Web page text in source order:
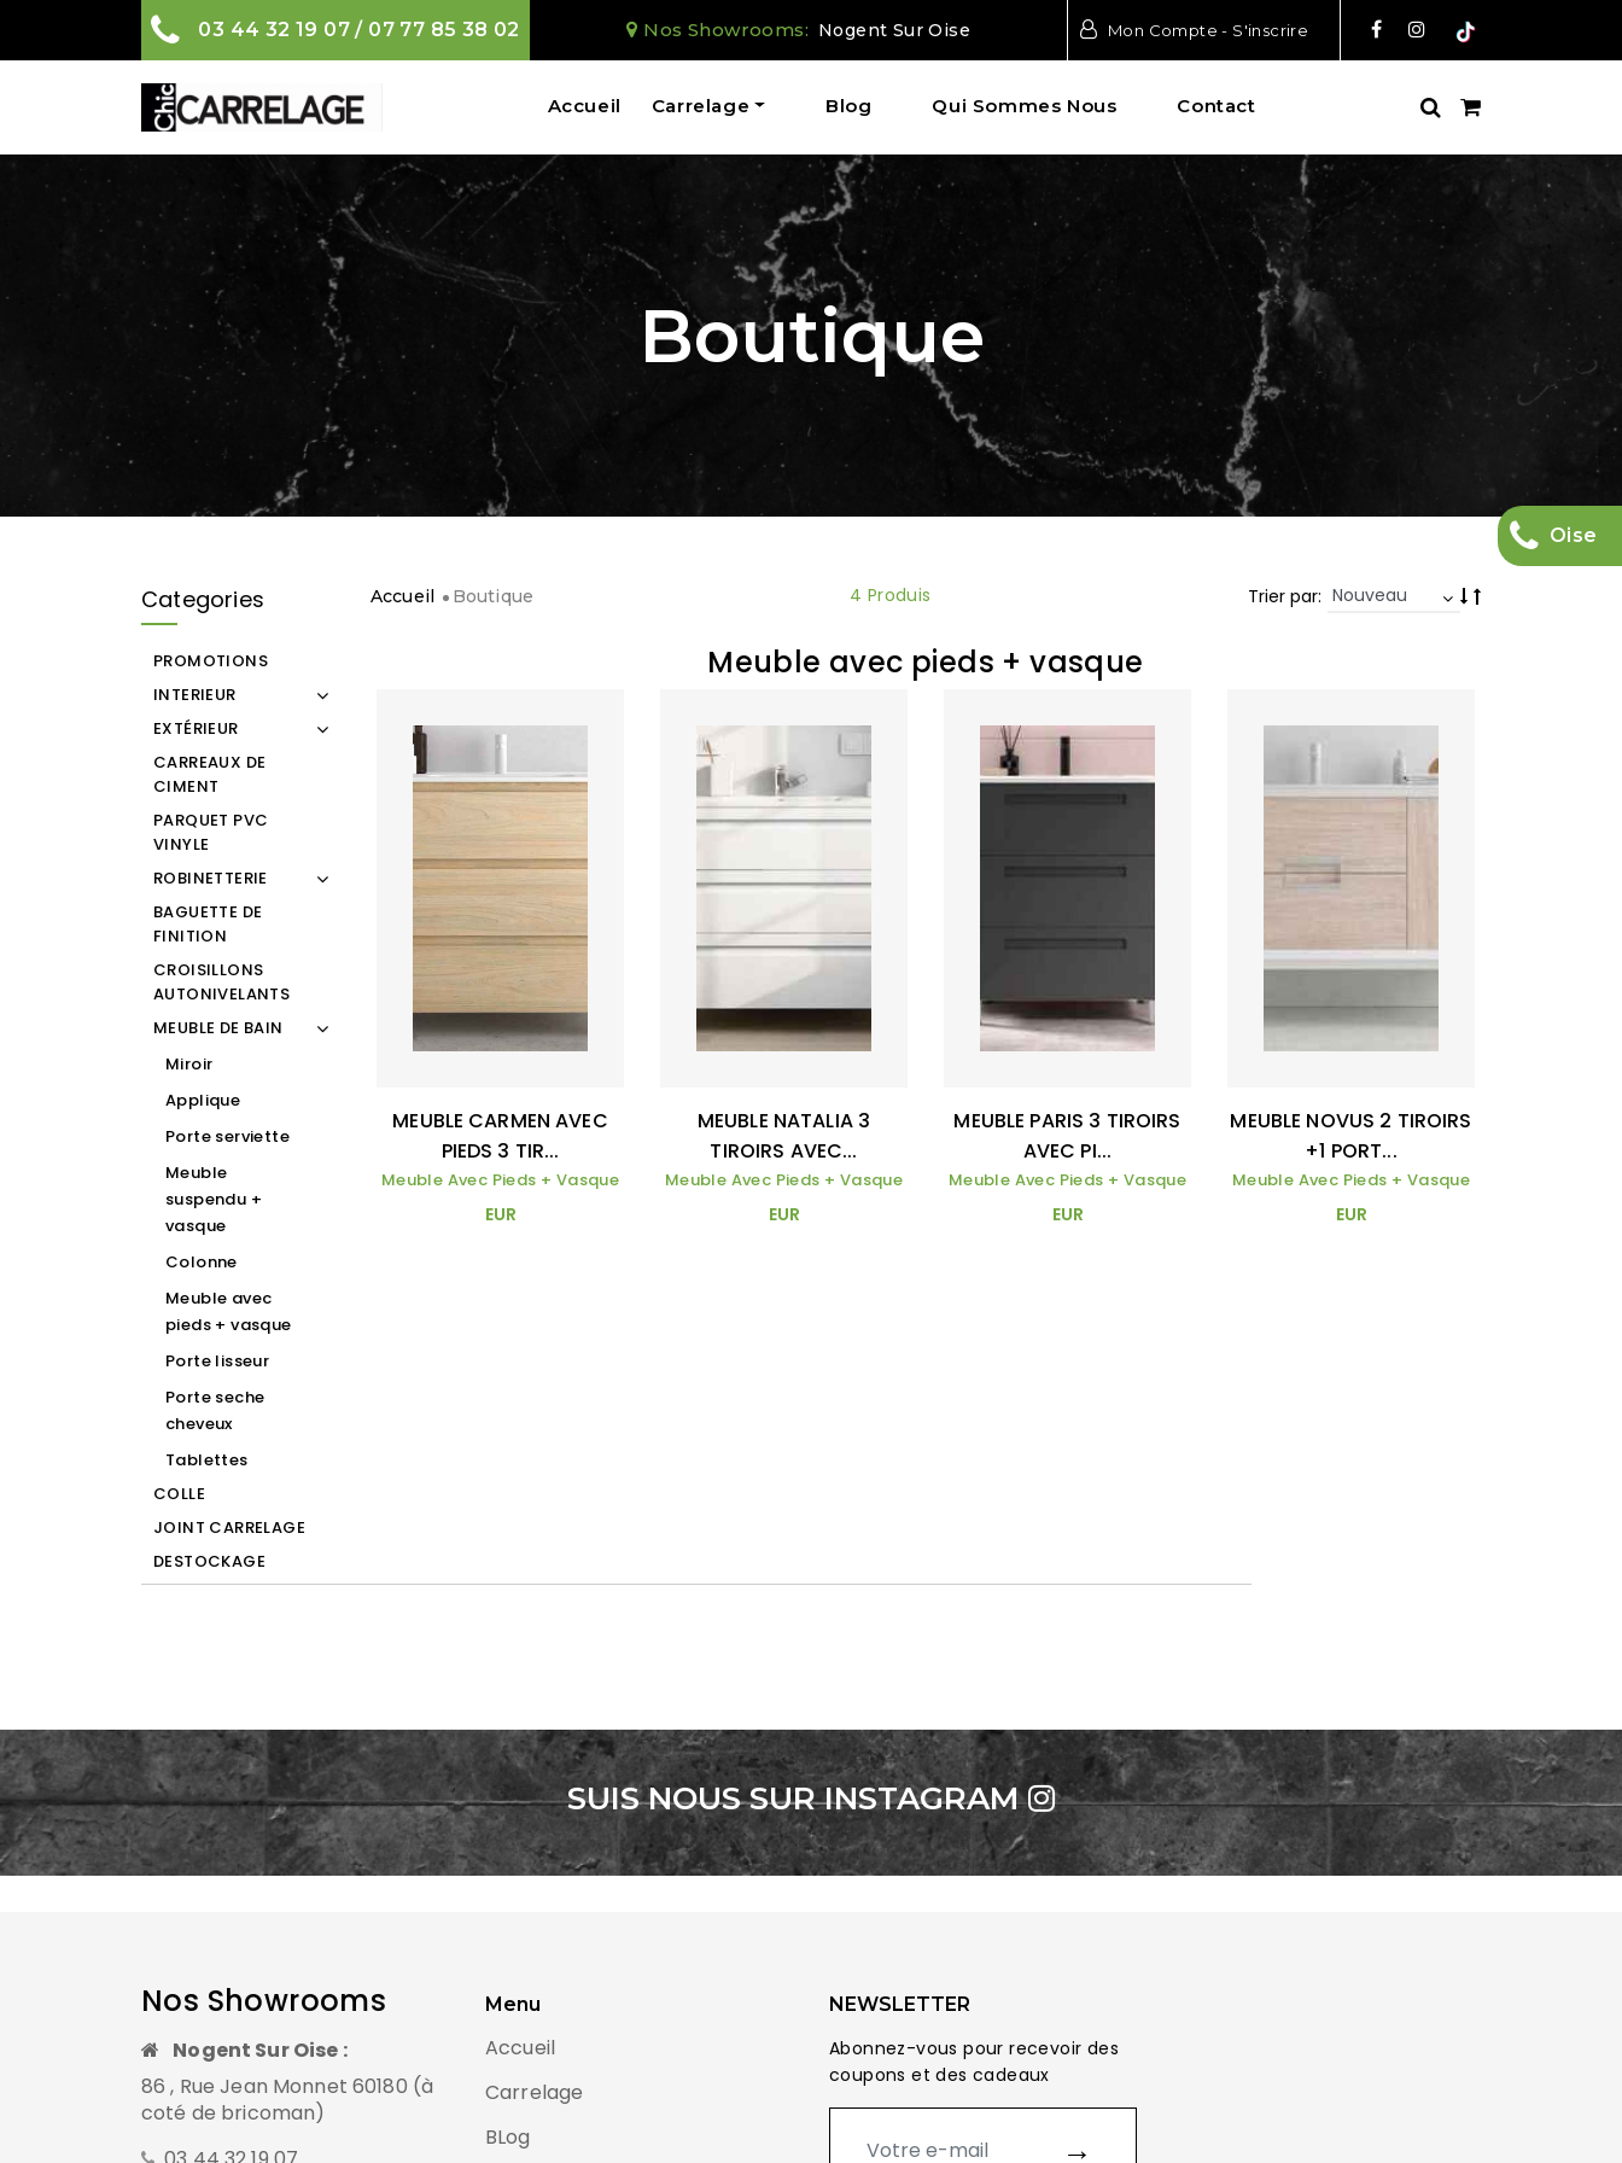
03 44 32 19 07 / 07 77 85 38 02 Nos Showrooms: Nogent Sur Oise Mon Compte - S'inscrire
Accueil Carrelage Blog Qui Sommes Nous Contact
Oise
Boutique
Categories
PROMOTIONS
INTERIEUR
EXTÉRIEUR
CARREAUX DE
CIMENT
PARQUET PVC
VINYLE
ROBINETTERIE
BAGUETTE DE
FINITION
CROISILLONS
AUTONIVELANTS
MEUBLE DE BAIN
Miroir
Applique
Porte serviette
Meuble
suspendu +
vasque
Colonne
Meuble avec
pieds + vasque
Porte lisseur
Porte seche
cheveux
Tablettes
COLLE
JOINT CARRELAGE
DESTOCKAGE
Accueil Boutique 4 Produis Trier par:
Meuble avec pieds + vasque
MEUBLE CARMEN AVEC
PIEDS 3 TIR...
Meuble Avec Pieds + Vasque
EUR
MEUBLE NATALIA 3
TIROIRS AVEC...
Meuble Avec Pieds + Vasque
EUR
MEUBLE PARIS 3 TIROIRS
AVEC PI...
Meuble Avec Pieds + Vasque
EUR
MEUBLE NOVUS 2 TIROIRS
+1 PORT...
Meuble Avec Pieds + Vasque
EUR
SUIS NOUS SUR INSTAGRAM
Nos Showrooms
Nogent Sur Oise :
86 , Rue Jean Monnet 60180 (à
coté de bricoman)
Menu
Accueil
Carrelage
BLog
NEWSLETTER
Abonnez-vous pour recevoir des
coupons et des cadeaux
→